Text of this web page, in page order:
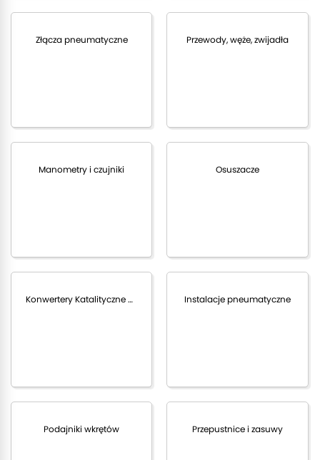
Złącza pneumatyczne Przewody, węże, zwijadła
Manometry i czujniki Osuszacze
Konwertery Katalityczne Sprężonego Powietrza Instalacje pneumatyczne
Podajniki wkrętów Przepustnice i zasuwy